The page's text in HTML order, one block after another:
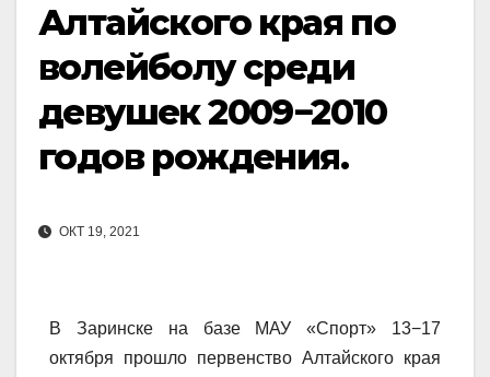
Алтайского края по
волейболу среди
девушек 2009−2010
годов рождения.
ОКТ 19, 2021
В Заринске на базе МАУ «Спорт» 13−17
октября прошло первенство Алтайского края